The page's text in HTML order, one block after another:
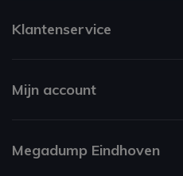
Klantenservice
Mijn account
Megadump Eindhoven